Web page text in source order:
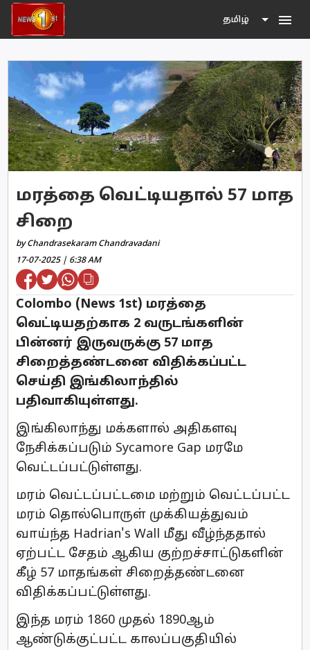
தமிழ் menu
மரத்தை வெட்டியதால் 57 மாத
சிறை
by Chandrasekaram Chandravadani
17-07-2025 | 6:38 AM
Colombo (News 1st) மரத்தை
வெட்டியதற்காக 2 வருடங்களின்
பின்னர் இருவருக்கு 57 மாத
சிறைத்தண்டனை விதிக்கப்பட்ட
செய்தி இங்கிலாந்தில்
பதிவாகியுள்ளது.
இங்கிலாந்து மக்களால் அதிகளவு
நேசிக்கப்படும் Sycamore Gap மரமே
வெட்டப்பட்டுள்ளது.
மரம் வெட்டப்பட்டமை மற்றும் வெட்டப்பட்ட
மரம் தொல்பொருள் முக்கியத்துவம்
வாய்ந்த Hadrian's Wall மீது வீழ்ந்ததால்
ஏற்பட்ட சேதம் ஆகிய குற்றச்சாட்டுகளின்
கீழ் 57 மாதங்கள் சிறைத்தண்டனை
விதிக்கப்பட்டுள்ளது.
இந்த மரம் 1860 முதல் 1890ஆம்
ஆண்டுக்குட்பட்ட காலப்பகுதியில்